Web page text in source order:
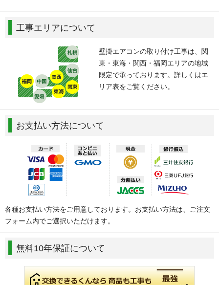
工事エリアについて
壁掛エアコンの取り付け工事は、関
東・東海・関西・福岡エリアの地域
限定で承っております。詳しくはエ
リア表をご覧ください。
お支払い方法について
各種お支払い方法をご用意しております。お支払い方法は、ご注文
フォーム内でご選択いただけます。
無料10年保証について